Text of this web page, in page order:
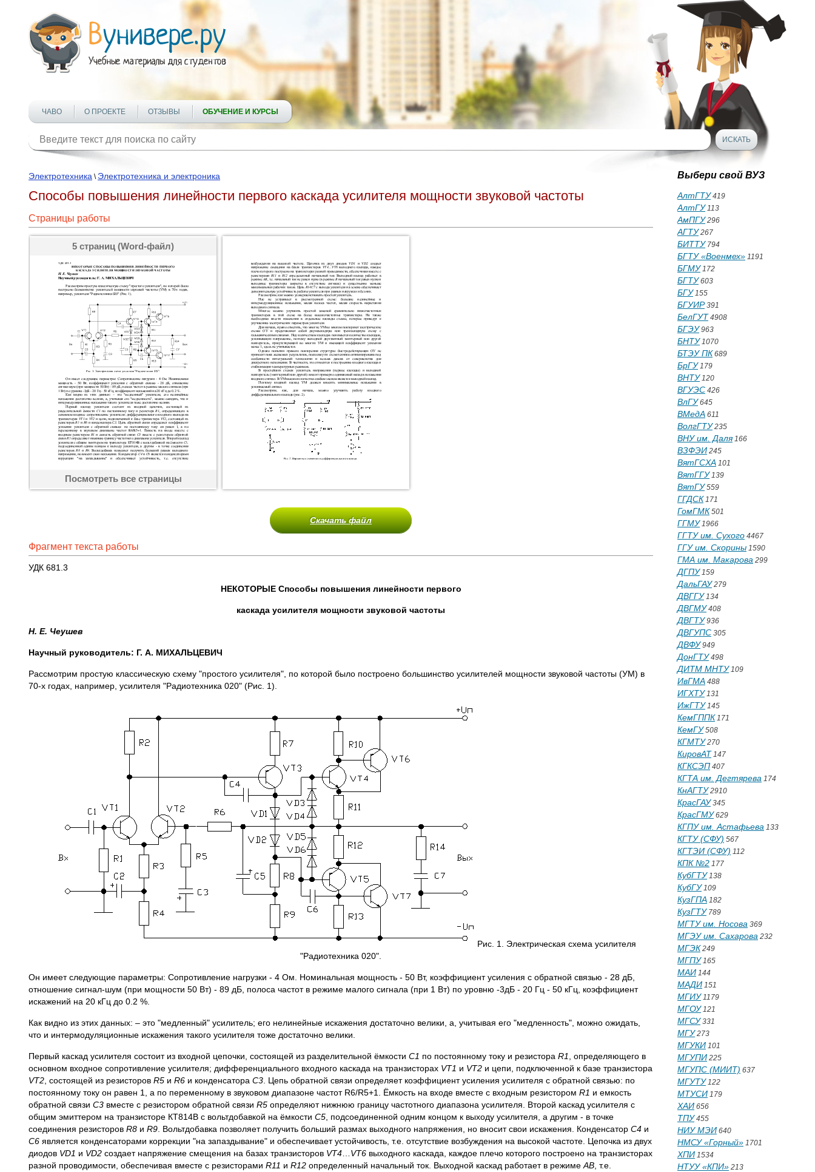
ЧАВО О ПРОЕКТЕ ОТЗЫВЫ ОБУЧЕНИЕ И КУРСЫ
Электротехника \ Электротехника и электроника
Способы повышения линейности первого каскада усилителя мощности звуковой частоты
Страницы работы
5 страниц (Word-файл)
Посмотреть все страницы
Скачать файл
Фрагмент текста работы
УДК 681.3
НЕКОТОРЫЕ Способы повышения линейности первого
каскада усилителя мощности звуковой частоты
Н. Е. Чеушев
Научный руководитель: Г. А. МИХАЛЬЦЕВИЧ
Рассмотрим простую классическую схему "простого усилителя", по которой было построено большинство усилителей мощности звуковой частоты (УМ) в
70-х годах, например, усилителя "Радиотехника 020" (Рис. 1).
Рис. 1. Электрическая схема усилителя
"Радиотехника 020".
Он имеет следующие параметры: Сопротивление нагрузки - 4 Ом. Номинальная мощность - 50 Вт, коэффициент усиления с обратной связью - 28 дБ,
отношение сигнал-шум (при мощности 50 Вт) - 89 дБ, полоса частот в режиме малого сигнала (при 1 Вт) по уровню -3дБ - 20 Гц - 50 кГц, коэффициент
искажений на 20 кГц до 0.2 %.
Как видно из этих данных: – это "медленный" усилитель; его нелинейные искажения достаточно велики, а, учитывая его "медленность", можно ожидать,
что и интермодуляционные искажения такого усилителя тоже достаточно велики.
Первый каскад усилителя состоит из входной цепочки, состоящей из разделительной ёмкости C1 по постоянному току и резистора R1
, определяющего в
основном входное сопротивление усилителя; дифференциального входного каскада на транзисторах VT1 и VT2 и цепи, подключенной к базе транзистора
VT2 , состоящей из резисторов R5 и R6 и конденсатора С3 . Цепь обратной связи определяет коэффициент усиления усилителя с обратной связью: по
постоянному току он равен 1, а по переменному в звуковом диапазоне частот R6/R5+1. Ёмкость на входе вместе с входным резистором R1 и емкость
обратной связи C3 вместе с резистором обратной связи R5 определяют нижнюю границу частотного диапазона усилителя. Второй каскад усилителя с
общим эмиттером на транзисторе КТ814В с вольтдобавкой на ёмкости C5 , подсоединенной одним концом к выходу усилителя, а другим - в точке
соединения резисторов R8 и R9 . Вольтдобавка позволяет получить больший размах выходного напряжения, но вносит свои искажения. Конденсатор C4 и
C6 является конденсаторами коррекции "на запаздывание" и обеспечивает устойчивость, т.е. отсутствие возбуждения на высокой частоте. Цепочка из двух
диодов VD1 и VD2 создает напряжение смещения на базах транзисторов VT4 VT6 выходного каскада, каждое плечо которого построено на транзисторах
разной проводимости, обеспечивая вместе с резисторами R11 и R12 определенный начальный ток. Выходной каскад работает в режиме AB , т.е.
Выбери свой ВУЗ
АлтГТУ419
АлтГУ113
АмПГУ296
АГТУ267
БИТТУ794
БГТУ «Военмех» 1191
БГМУ172
БГТУ603
БГУ155
БГУИР391
БелГУТ 4908
БГЭУ963
БНТУ1070
БТЭУ ПК 689
БрГУ179
ВНТУ120
ВГУЭС 426
ВлГУ645
ВМедА 611
ВолгГТУ235
ВНУ им. Даля166
ВЗФЭИ 245
ВятГСХА 101
ВятГГУ139
ВятГУ559
ГГДСК 171
ГомГМК 501
ГГМУ1966
ГГТУ им. Сухого 4467
ГГУ им. Скорины 1590
ГМА им. Макарова 299
ДГПУ159
ДальГАУ279
ДВГГУ134
ДВГМУ408
ДВГТУ936
ДВГУПС 305
ДВФУ949
ДонГТУ498
ДИТМ МНТУ109
ИвГМА 488
ИГХТУ131
ИжГТУ145
КемГППК 171
КемГУ508
КГМТУ270
КировАТ 147
КГКСЭП 407
КГТА им. Дегтярева 174
КнАГТУ2910
КрасГАУ345
КрасГМУ629
КГПУ им. Астафьева 133
КГТУ (СФУ) 567
КГТЭИ (СФУ) 112
КПК №2 177
КубГТУ138
КубГУ109
КузГПА 182
КузГТУ789
МГТУ им. Носова 369
МГЭУ им. Сахарова 232
МГЭК 249
МГПУ165
МАИ 144
МАДИ 151
МГИУ1179
МГОУ121
МГСУ331
МГУ273
МГУКИ 101
МГУПИ 225
МГУПС (МИИТ) 637
МГУТУ122
МТУСИ 179
ХАИ 656
ТПУ455
НИУ МЭИ 640
НМСУ «Горный» 1701
ХПИ 1534
НТУУ «КПИ» 213